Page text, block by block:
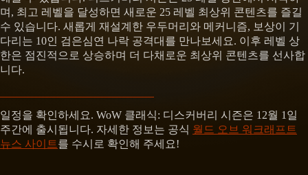
며, 최고 레벨을 달성하면 새로운 25 레벨 최상위 콘텐츠를 즐길
수 있습니다. 새롭게 재설계한 우두머리와 메커니즘, 보상이 기
다리는 10인 검은심연 나락 공격대를 만나보세요. 이후 레벨 상
한은 점진적으로 상승하며 더 다채로운 최상위 콘텐츠를 선사합
니다.
일정을 확인하세요. WoW 클래식: 디스커버리 시즌은 12월 1일
주간에 출시됩니다. 자세한 정보는 공식 월드 오브 워크래프트
뉴스 사이트 를 수시로 확인해 주세요!